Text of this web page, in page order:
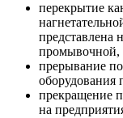
перекрытие
представлена
промывочной,
прерывание
оборудования
прекращение
на